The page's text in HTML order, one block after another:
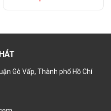
Gò Vấp, Thành phố Hồ Chí